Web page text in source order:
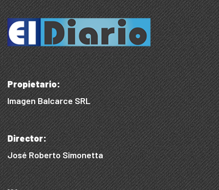
Propietario:
Imagen Balcarce SRL
Director:
José Roberto Simonetta